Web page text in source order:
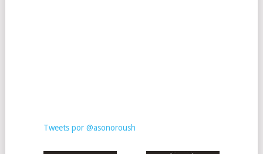
Tweets por @asonoroush